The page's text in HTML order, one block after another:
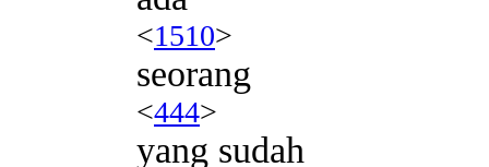
<1510>
seorang
<444>
yang sudah